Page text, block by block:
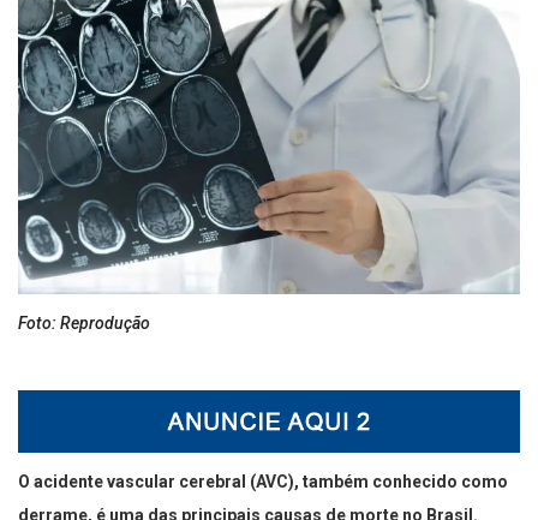
Foto: Reprodução
O acidente vascular cerebral (AVC), também conhecido como
derrame, é uma das principais causas de morte no Brasil.